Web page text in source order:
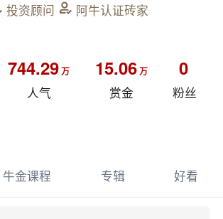
投资顾问 阿牛认证砖家
744.29万
人气
15.06万
赏金
0
粉丝
牛金课程 专辑 好看